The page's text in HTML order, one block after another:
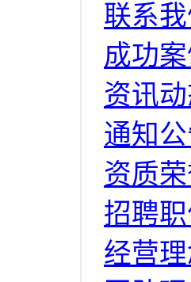
联系
成功
资讯
通知
资质
招聘
经营